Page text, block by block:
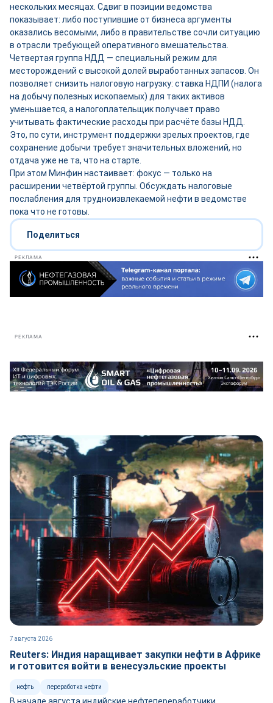
нескольких месяцах. Сдвиг в позиции ведомства
показывает: либо поступившие от бизнеса аргументы
оказались весомыми, либо в правительстве сочли ситуацию
в отрасли требующей оперативного вмешательства.
Четвертая группа НДД — специальный режим для
месторождений с высокой долей выработанных запасов. Он
позволяет снизить налоговую нагрузку: ставка НДПИ (налога
на добычу полезных ископаемых) для таких активов
уменьшается, а налогоплательщик получает право
учитывать фактические расходы при расчёте базы НДД.
Это, по сути, инструмент поддержки зрелых проектов, где
сохранение добычи требует значительных вложений, но
отдача уже не та, что на старте.
При этом Минфин настаивает: фокус — только на
расширении четвёртой группы. Обсуждать налоговые
послабления для трудноизвлекаемой нефти в ведомстве
пока что не готовы.
Поделиться
РЕКЛАМА
РЕКЛАМА
7 августа 2026
Reuters: Индия наращивает закупки нефти в Африке
и готовится войти в венесуэльские проекты
нефть переработка нефти